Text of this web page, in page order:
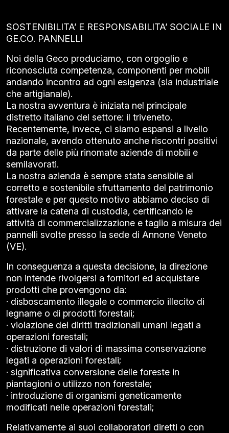
SOSTENIBILITA’ E RESPONSABILITA’ SOCIALE IN
GE.CO. PANNELLI
Noi della Geco produciamo, con orgoglio e
riconosciuta competenza, componenti per mobili
andando incontro ad ogni esigenza (sia industriale
che artigianale).
La nostra avventura è iniziata nel principale
distretto italiano del settore: il triveneto.
Recentemente, invece, ci siamo espansi a livello
nazionale, avendo ottenuto anche riscontri positivi
da parte delle più rinomate aziende di mobili e
semilavorati.
La nostra azienda è sempre stata sensibile al
corretto e sostenibile sfruttamento del patrimonio
forestale e per questo motivo abbiamo deciso di
attivare la catena di custodia, certificando le
attività di commercializzazione e taglio a misura dei
pannelli svolte presso la sede di Annone Veneto
(VE).
In conseguenza a questa decisione, la direzione
non intende rivolgersi a fornitori ed acquistare
prodotti che provengono da:
· disboscamento illegale o commercio illecito di
legname o di prodotti forestali;
· violazione dei diritti tradizionali umani legati a
operazioni forestali;
· distruzione di valori di massima conservazione
legati a operazioni forestali;
· significativa conversione delle foreste in
piantagioni o utilizzo non forestale;
· introduzione di organismi geneticamente
modificati nelle operazioni forestali;
Relativamente ai suoi collaboratori diretti o con